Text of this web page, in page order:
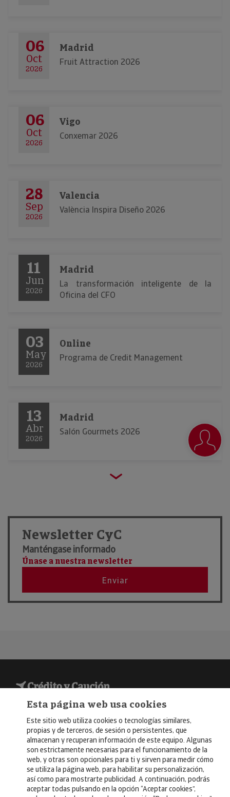
06
Oct
2026
Madrid
Fruit Attraction 2026
06
Oct
2026
Vigo
Conxemar 2026
28
Sep
2026
Valencia
València Inspira Diseño 2026
11
Jun
2026
Madrid
La transformación inteligente de la
Oficina del CFO
03
May
2026
Online
Programa de Credit Management
13
Abr
2026
Madrid
Salón Gourmets 2026
21 Madrid
Newsletter CyC
Manténgase informado
Únase a nuestra newsletter
Enviar
© Copyright 2026, Crédito y Caución
Aviso Legal
Política de Privacidad
RGPD
Política de Cookies
Esta página web usa cookies
Este sitio web utiliza cookies o tecnologías similares,
propias y de terceros, de sesión o persistentes, que
almacenan y recuperan información de este equipo. Algunas
son estrictamente necesarias para el funcionamiento de la
web, y otras son opcionales para ti y sirven para medir cómo
se utiliza la página web, para habilitar su personalización,
así como para mostrarte publicidad. A continuación, podrás
aceptar todas pulsando en la opción “Aceptar cookies”,